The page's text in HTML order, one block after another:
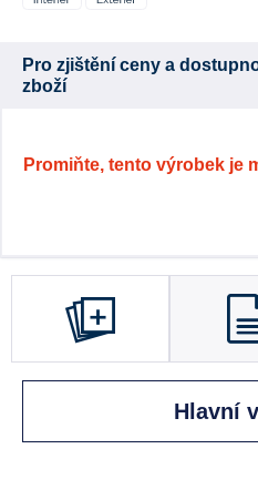
Pro zjištění ceny a
zboží
Promiňte, tento výrobek je
Hlavní